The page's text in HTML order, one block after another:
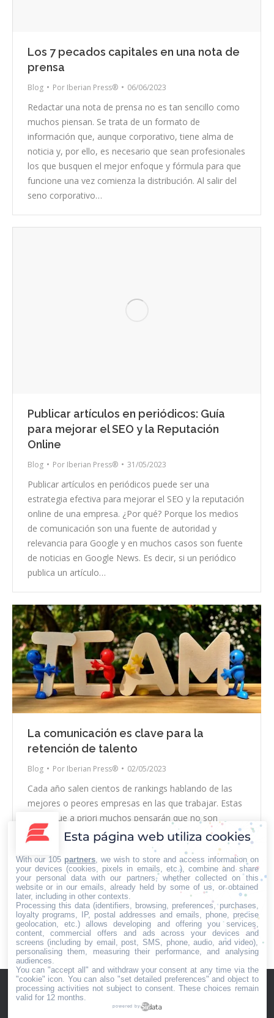
Los 7 pecados capitales en una nota de
prensa
Blog Por Iberian Press® 06/06/2023
Redactar una nota de prensa no es tan sencillo como
muchos piensan. Se trata de un formato de
información que, aunque corporativo, tiene alma de
noticia y, por ello, es necesario que sean profesionales
los que busquen el mejor enfoque y fórmula para que
funcione una vez comienza la distribución. Al salir del
seno corporativo…
Publicar artículos en periódicos: Guía
para mejorar el SEO y la Reputación
Online
Blog Por Iberian Press® 31/05/2023
Publicar artículos en periódicos puede ser una
estrategia efectiva para mejorar el SEO y la reputación
online de una empresa. ¿Por qué? Porque los medios
de comunicación son una fuente de autoridad y
relevancia para Google y en muchos casos son fuente
de noticias en Google News. Es decir, si un periódico
publica un artículo…
La comunicación es clave para la
retención de talento
Blog Por Iberian Press® 02/05/2023
Cada año salen cientos de rankings hablando de las
mejores o peores empresas en las que trabajar. Estas
listas, que a priori muchos pensarán que no son
importantes, al final acaban siendo todo un reclamo
para el talento. Pese a la fama actual de las Big Five,
durante muchos lustros, los mejores estudiantes han
querido…
← 1 2 3 4 5 6 … 16 →
Esta página web utiliza cookies
With our 105 partners , we wish to store and access information on
your devices (cookies, pixels in emails, etc.), combine and share
your personal data with our partners, whether collected on this
website or in our emails, already held by some of us, or obtained
later, including in other contexts.
Processing this data (identifiers, browsing, preferences, purchases,
loyalty programs, IP, postal addresses and emails, phone, precise
geolocation, etc.) allows developing and offering you services,
content, commercial offers and ads across your devices and
screens (including by email, post, SMS, phone, audio, and video),
personalising them, measuring their performance, and analysing
audiences.
You can "accept all" and withdraw your consent at any time via the
"cookie" icon . You can also "set detailed preferences" and object to
processing activities not subject to consent. These choices remain
valid for 12 months.
powered by